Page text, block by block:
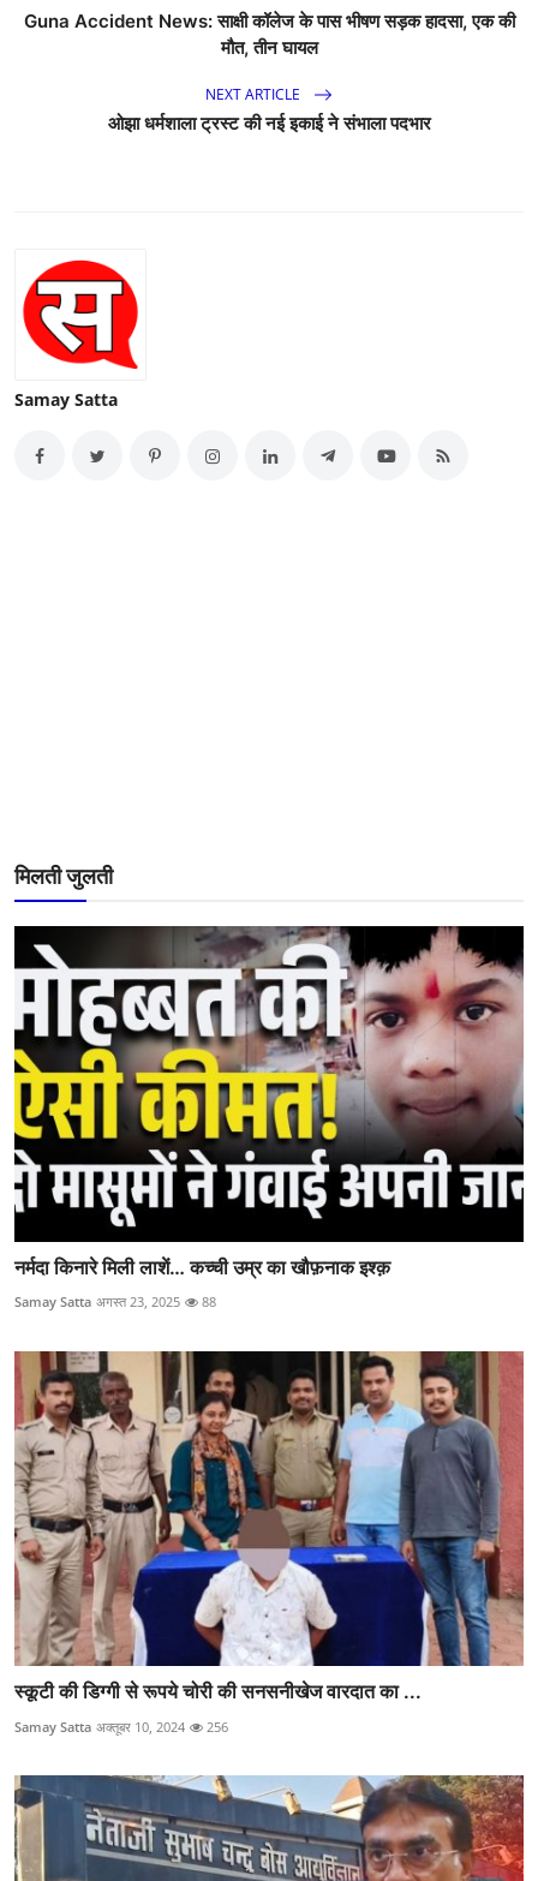
Guna Accident News: साक्षी कॉलेज के पास भीषण सड़क हादसा, एक की
मौत, तीन घायल
NEXT ARTICLE
ओझा धर्मशाला ट्रस्ट की नई इकाई ने संभाला पदभार
Samay Satta
मिलती जुलती
नर्मदा किनारे मिली लाशें… कच्ची उम्र का खौफ़नाक इश्क़
Samay Satta अगस्त 23, 2025 88
स्‍कूटी की डिग्‍गी से रूपये चोरी की सनसनीखेज वारदात का ...
Samay Satta अक्तूबर 10, 2024 256